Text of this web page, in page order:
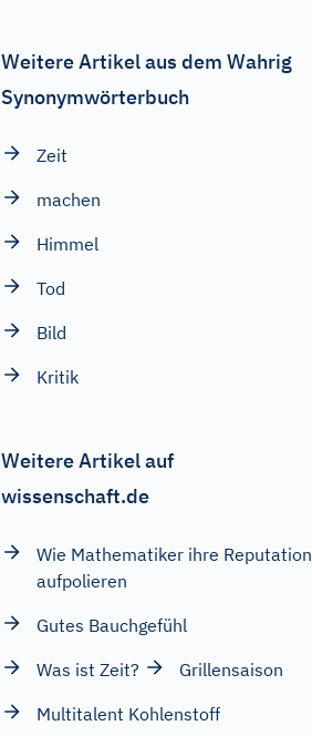
Weitere Artikel aus dem Wahrig
Synonymwörterbuch
Zeit
machen
Himmel
Tod
Bild
Kritik
Weitere Artikel auf
wissenschaft.de
Wie Mathematiker ihre Reputation
aufpolieren
Gutes Bauchgefühl
Was ist Zeit?
Grillensaison
Multitalent Kohlenstoff